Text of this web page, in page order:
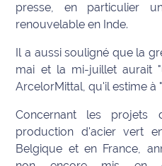
Les
Coachs
Bon
plan
Nous
contacter
presse, en particulier
renouvelable en Inde.
Il a aussi souligné que la
mai et la mi-juillet aurait
ArcelorMittal, qu'il estime à
Concernant les projets
production d'acier vert
Belgique et en France,